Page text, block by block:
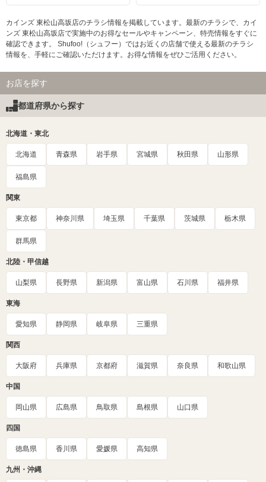
カインズ 東松山高坂店のチラシ情報を掲載しています。最新のチラシで、カイ
ンズ 東松山高坂店で実施中のお得なセールやキャンペーン、特売情報をすぐに
確認できます。 Shufoo!（シュフー）ではお近くの店舗で使える最新のチラシ
情報を、手軽にご確認いただけます。お得な情報をぜひご活用ください。
お店を探す
都道府県から探す
北海道・東北
北海道 青森県 岩手県 宮城県 秋田県 山形県
福島県
関東
東京都 神奈川県 埼玉県 千葉県 茨城県 栃木県
群馬県
北陸・甲信越
山梨県 長野県 新潟県 富山県 石川県 福井県
東海
愛知県 静岡県 岐阜県 三重県
関西
大阪府 兵庫県 京都府 滋賀県 奈良県 和歌山県
中国
岡山県 広島県 鳥取県 島根県 山口県
四国
徳島県 香川県 愛媛県 高知県
九州・沖縄